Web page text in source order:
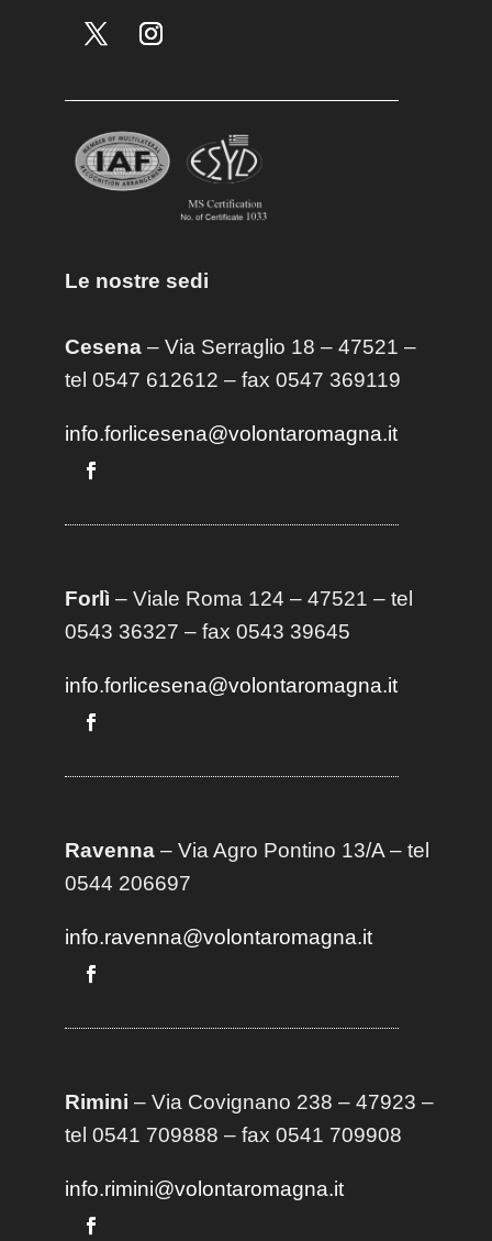
Le nostre sedi
Cesena– Via Serraglio 18 – 47521 –
tel 0547 612612 – fax 0547 369119
info.forlicesena@volontaromagna.it
Forlì – Viale Roma 124 – 47521 – tel
0543 36327 – fax 0543 39645
info.forlicesena@volontaromagna.it
Ravenna– Via Agro Pontino 13/A– tel
0544 206697
info.ravenna@volontaromagna.it
Rimini – Via Covignano 238 – 47923 –
tel 0541 709888 – fax 0541 709908
info.rimini@volontaromagna.it